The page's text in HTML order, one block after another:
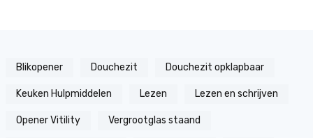
Blikopener Douchezit Douchezit opklapbaar
Keuken Hulpmiddelen Lezen Lezen en schrijven
Opener Vitility Vergrootglas staand